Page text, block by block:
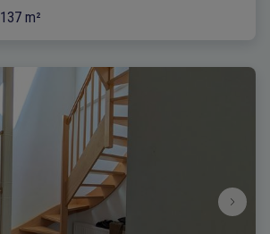
137 m²